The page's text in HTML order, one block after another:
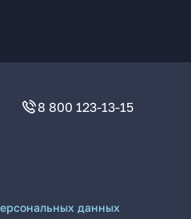
8 800 123-13-15
данных